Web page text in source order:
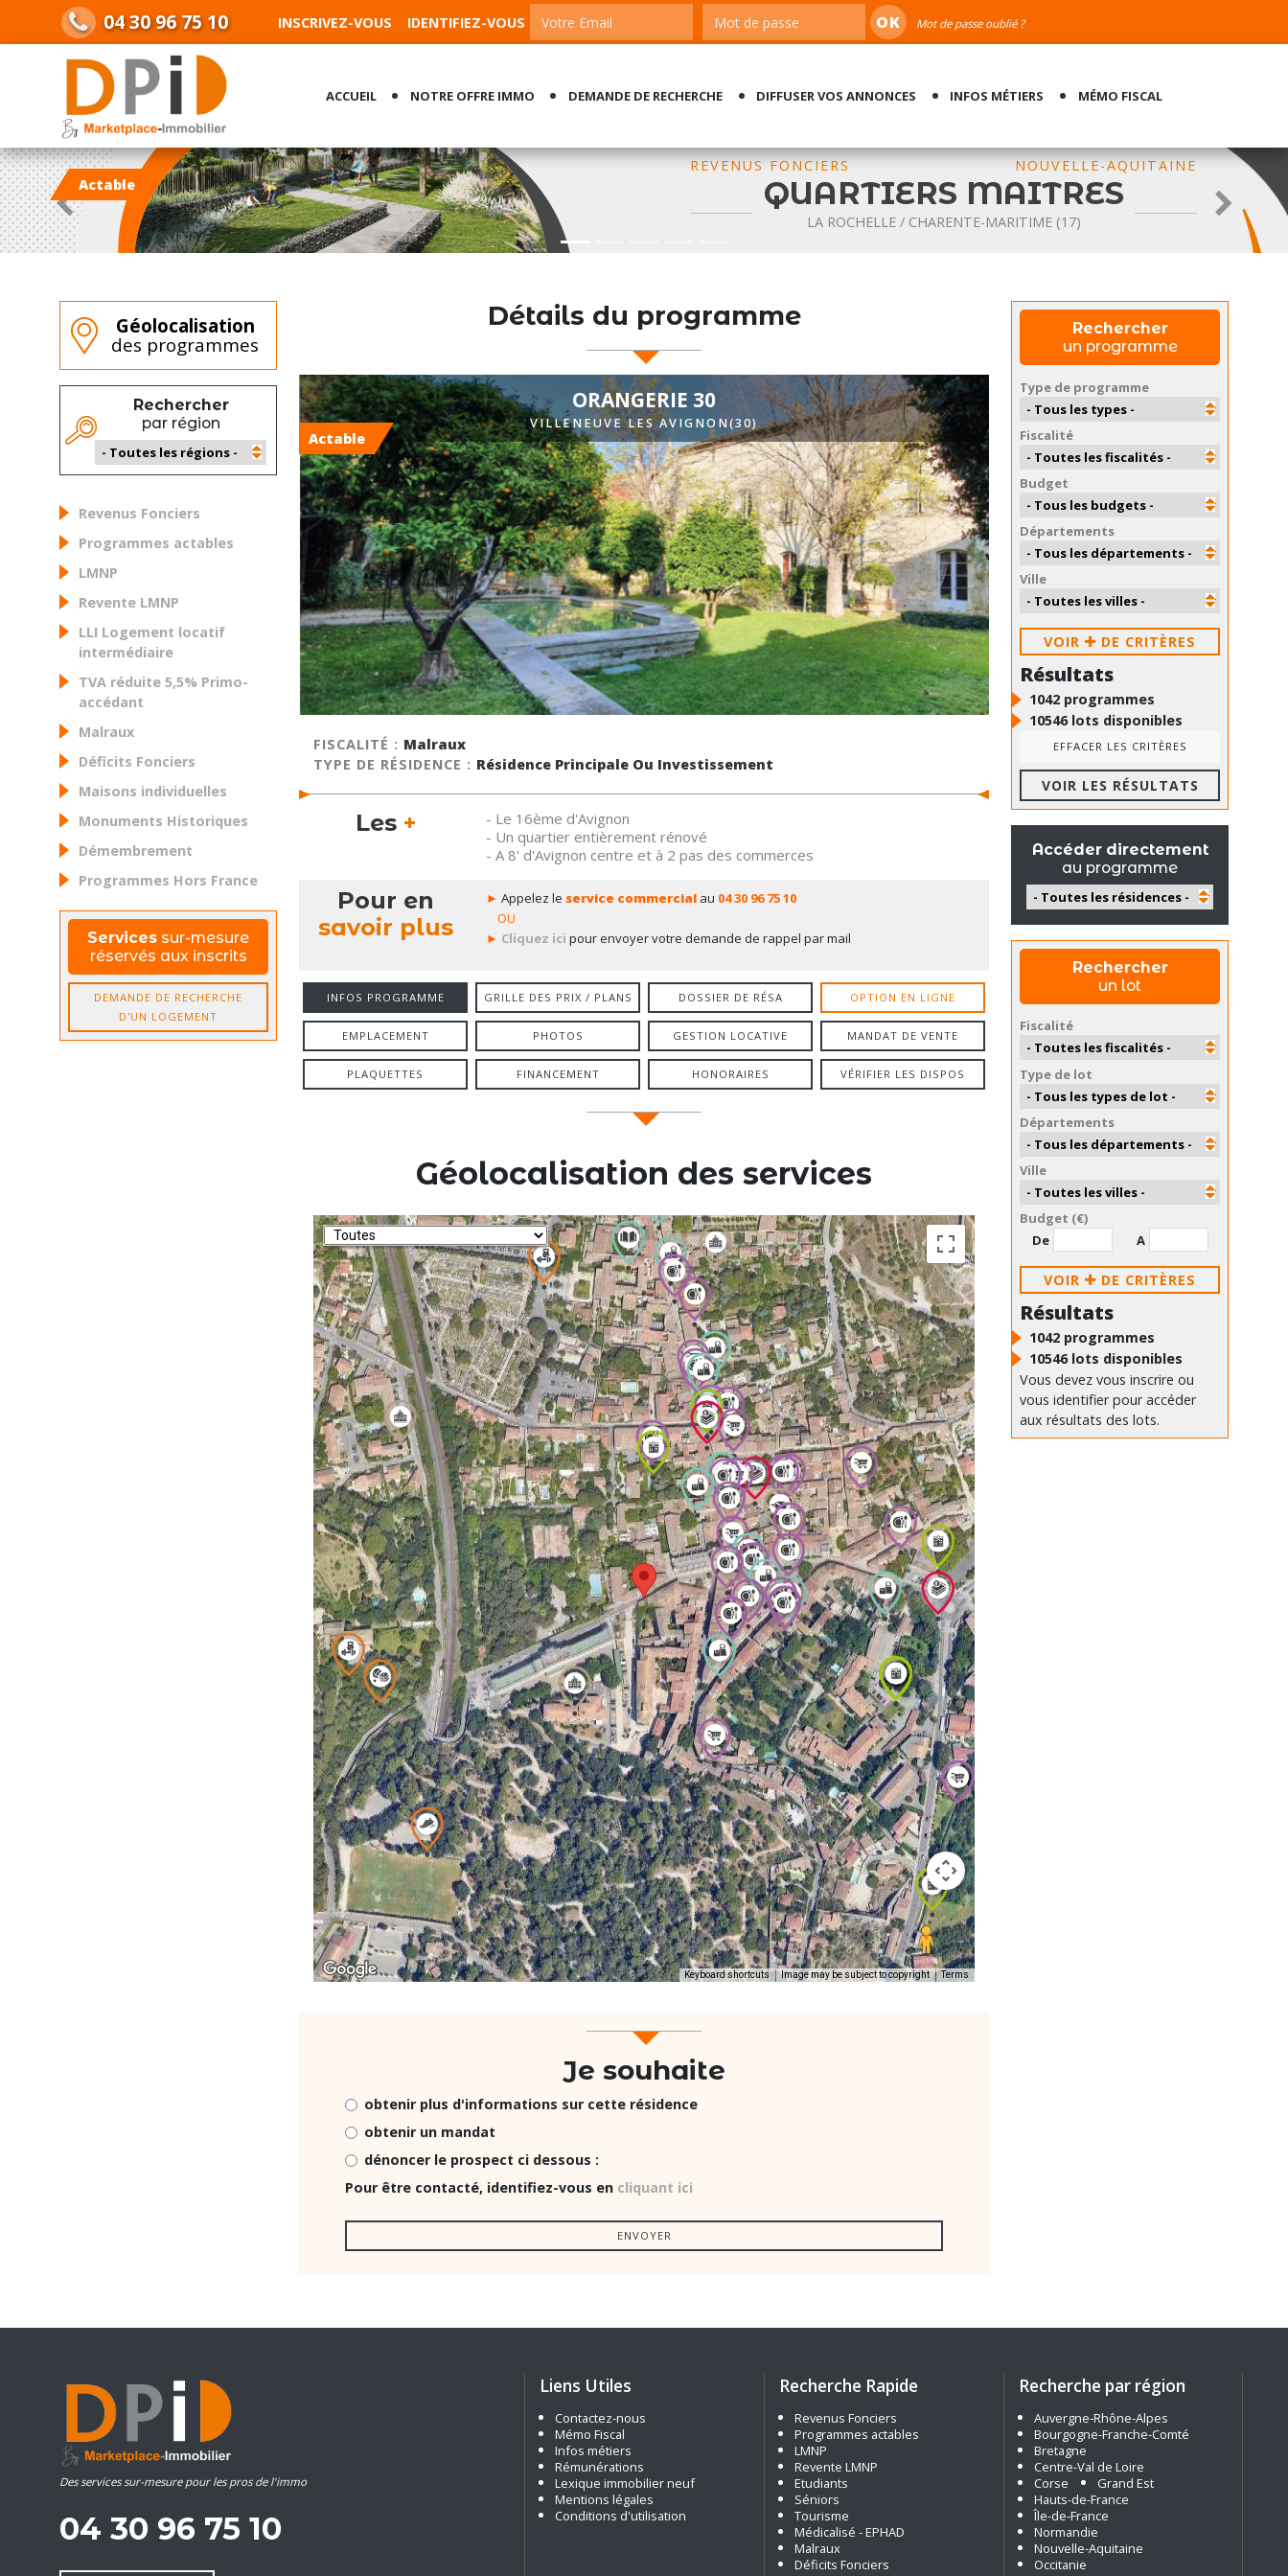
04 30 96 75 10 INSCRIVEZ-VOUS IDENTIFIEZ-VOUS OK Mot de passe oublié ?
ACCUEIL NOTRE OFFRE IMMO DEMANDE DE RECHERCHE DIFFUSER VOS ANNONCES INFOS MÉTIERS MÉMO FISCAL
REVENUS FONCIERS NOUVELLE-AQUITAINE
QUARTIERS MAITRES
LA ROCHELLE / CHARENTE-MARITIME (17)
Précedent Suivant
Géolocalisation
des programmes
Rechercher
par région
Revenus Fonciers
Programmes actables
LMNP
Revente LMNP
LLI Logement locatif
intermédiaire
TVA réduite 5,5% Primo-
accédant
Malraux
Déficits Fonciers
Maisons individuelles
Monuments Historiques
Démembrement
Programmes Hors France
Services sur-mesure
réservés aux inscrits
DEMANDE DE RECHERCHE
D'UN LOGEMENT
Détails du programme
Actable
ORANGERIE 30
VILLENEUVE LES AVIGNON(30)
FISCALITÉ : Malraux
TYPE DE RÉSIDENCE : Résidence Principale Ou Investissement
Les +
- Le 16ème d'Avignon
- Un quartier entièrement rénové
- A 8' d'Avignon centre et à 2 pas des commerces
Pour en
savoir plus
► Appelez le service commercial au 04 30 96 75 10
OU
► Cliquez ici pour envoyer votre demande de rappel par mail
INFOS PROGRAMME GRILLE DES PRIX / PLANS DOSSIER DE RÉSA OPTION EN LIGNE
EMPLACEMENT PHOTOS GESTION LOCATIVE MANDAT DE VENTE
PLAQUETTES FINANCEMENT HONORAIRES VÉRIFIER LES DISPOS
Géolocalisation des services
Keyboard shortcuts Image may be subject to copyright Terms
Je souhaite
obtenir plus d'informations sur cette résidence
obtenir un mandat
dénoncer le prospect ci dessous :
Pour être contacté, identifiez-vous en cliquant ici
ENVOYER
Rechercher
un programme
Type de programme
Fiscalité
Budget
Départements
Ville
VOIR DE CRITÈRES
Résultats
1042 programmes
10546 lots disponibles
EFFACER LES CRITÈRES
Accéder directement
au programme
Rechercher
un lot
Fiscalité
Type de lot
Départements
Ville
Budget (€)
De
A
VOIR DE CRITÈRES
Résultats
1042 programmes
10546 lots disponibles
Vous devez vous inscrire ou
vous identifier pour accéder
aux résultats des lots.
Des services sur-mesure pour les pros de l'immo
04 30 96 75 10
Liens Utiles
Contactez-nous
Mémo Fiscal
Infos métiers
Rémunérations
Lexique immobilier neuf
Mentions légales
Conditions d'utilisation
Recherche Rapide
Revenus Fonciers
Programmes actables
LMNP
Revente LMNP
Etudiants
Séniors
Tourisme
Médicalisé - EPHAD
Malraux
Déficits Fonciers
Recherche par région
Auvergne-Rhône-Alpes
Bourgogne-Franche-Comté
Bretagne
Centre-Val de Loire
Corse
Grand Est
Hauts-de-France
Île-de-France
Normandie
Nouvelle-Aquitaine
Occitanie